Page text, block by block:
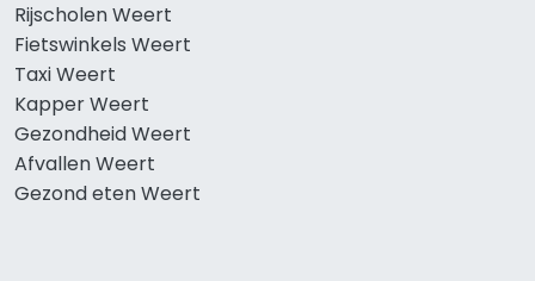
Rijscholen Weert
Fietswinkels Weert
Taxi Weert
Kapper Weert
Gezondheid Weert
Afvallen Weert
Gezond eten Weert